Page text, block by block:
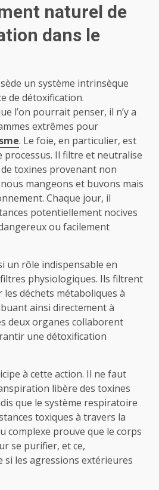
naturel de
dans le
un système intrinsèque
de détoxification.
l’on pourrait penser, il n’y a
extrêmes pour
. Le foie, en particulier, est
processus. Il filtre et neutralise
toxines provenant non
mangeons et buvons mais
Chaque jour, il
potentiellement nocives
ou facilement
un rôle indispensable en
physiologiques. Ils filtrent
déchets métaboliques à
ainsi directement à
deux organes collaborent
une détoxification
à cette action. Il ne faut
libère des toxines
que le système respiratoire
toxiques à travers la
complexe prouve que le corps
se purifier, et ce,
si les agressions extérieures